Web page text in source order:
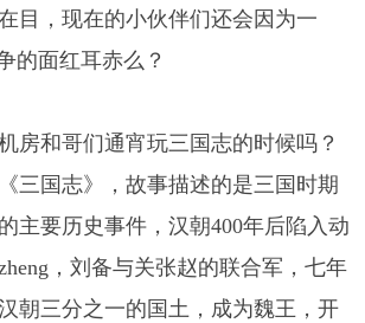
目，现在的小伙伴们还会因为一
的面红耳赤么？
房和哥们通宵玩三国志的时候吗？
三国志》，故事描述的是三国时期
主要历史事件，汉朝400年后陷入动
，刘备与关张赵的联合军，七年
朝三分之一的国土，成为魏王，开